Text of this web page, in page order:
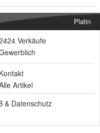
Platin
Verkäufe
Kontakt
Artikel
& Datenschutz